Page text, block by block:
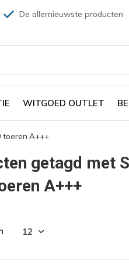
WITGOED OUTLET
De allernieuwste producten
toeren A+++
getagd met
A+++